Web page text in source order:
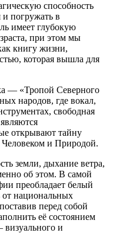
способность
погружать в
имеет глубокую
при этом мы
книгу жизни,
которая вышла для
— «Тропой Северного
народов, где вокал,
свободная
открывают тайну
и Природой.
земли, дыхание ветра,
об этом. В самой
преобладает белый
от национальных
перед собой
её состоянием
визуального и